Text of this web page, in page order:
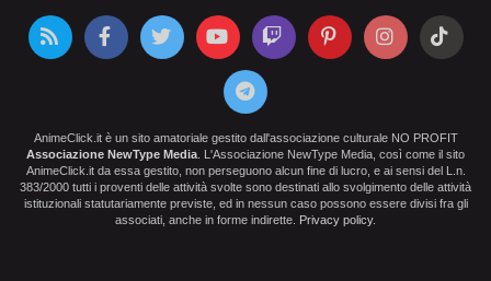
AnimeClick.it è un sito amatoriale gestito dall'associazione culturale NO PROFIT
Associazione NewType Media . L'Associazione NewType Media, così come il sito
AnimeClick.it da essa gestito, non perseguono alcun fine di lucro, e ai sensi del L.n.
383/2000 tutti i proventi delle attività svolte sono destinati allo svolgimento delle attività
istituzionali statutariamente previste, ed in nessun caso possono essere divisi fra gli
associati, anche in forme indirette.
Privacy policy.